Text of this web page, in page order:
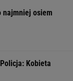
najmniej osiem
Kobieta